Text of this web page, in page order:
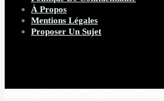
À Propos
Mentions Légales
Proposer Un Sujet